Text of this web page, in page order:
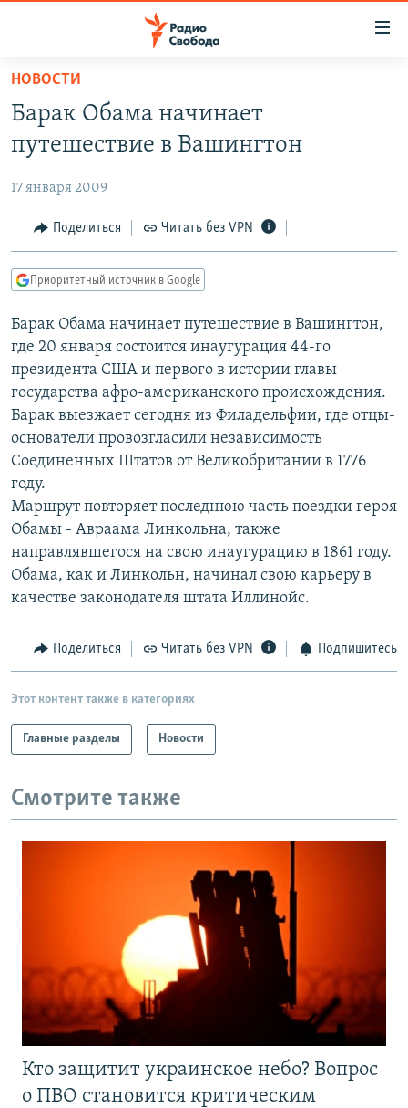
упрощенного
доступа
основному
Вернутся
главной
навигации
Вернутся
поиску
ПРОГРАММЫ
ПОДКАСТЫ
АВТОРСКИЕ ПРОЕКТЫ
ЦИТАТЫ СВОБОДЫ
МНЕНИЯ
IDEL.РЕАЛИИ
КАВКАЗ.РЕАЛИИ
СЕВЕР.РЕАЛИИ
СИБИРЬ.РЕАЛИИ
РАСПИСАНИЕ ВЕЩАНИЯ
ПОДПИШИТЕСЬ НА РАССЫЛКУ
СОЦИАЛЬНЫЕ СЕТИ
НОВОСТИ
Барак Обама начинает
путешествие в Вашингтон
17 января 2009
Поделиться Читать без VPN
Приоритетный источник в Google
Барак Обама начинает путешествие в Вашингтон,
где 20 января состоится инаугурация 44-го
президента США и первого в истории главы
государства афро-американского происхождения.
Барак выезжает сегодня из Филадельфии, где отцы-
основатели провозгласили независимость
Соединенных Штатов от Великобритании в 1776
году.
Маршрут повторяет последнюю часть поездки героя
Обамы - Авраама Линкольна, также
направлявшегося на свою инаугурацию в 1861 году.
Обама, как и Линкольн, начинал свою карьеру в
качестве законодателя штата Иллинойс.
Поделиться Читать без VPN Подпишитесь
Этот контент также в категориях
Главные разделы Новости
Смотрите также
Кто защитит украинское небо? Вопрос
о ПВО становится критическим